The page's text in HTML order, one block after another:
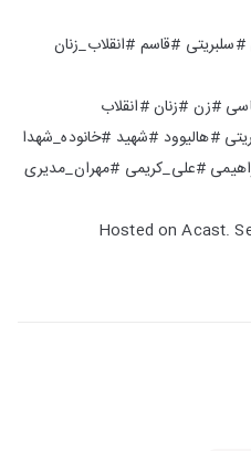
#قاسم #انقلاب_زنان
#زن #زنان #انقلاب
#هالیوود #شهید #خانوده_شهدا
#علی_کریمی #مهران_مدیری
Hosted on Acast.